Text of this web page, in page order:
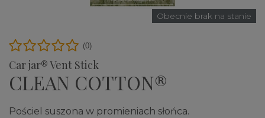
Obecnie brak na stanie
Car jar® Vent Stick
CLEAN COTTON®
(0)
Pościel suszona w promieniach słońca.